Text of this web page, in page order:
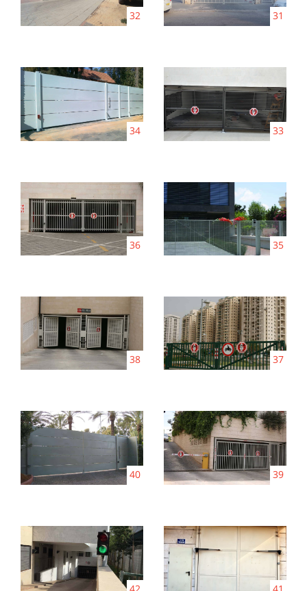
31
32
33
34
35
36
37
38
39
40